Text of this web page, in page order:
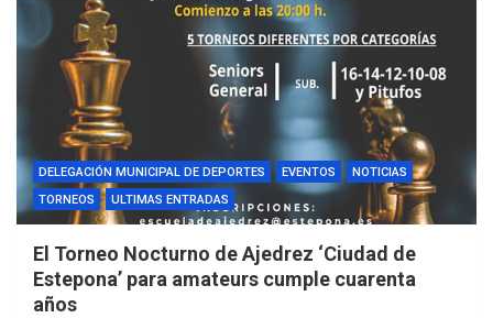
DELEGACIÓN MUNICIPAL DE DEPORTES EVENTOS
NOTICIAS
TORNEOS
ULTIMAS ENTRADAS
El Torneo Nocturno de Ajedrez ‘Ciudad de
Estepona’ para amateurs cumple cuarenta
años